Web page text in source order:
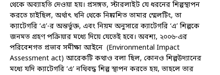
থেকে অব্যাহতি দেওয়া হয়। প্রসঙ্গত, স্টারলাইট যে ধরনের শিল্পস্থাপন
করতে চাইছিল, অর্থাৎ খনি থেকে নিষ্কাশিত তামার স্মেলটিং, তা
ক্যাটেগরি ‘এ’-র অন্তর্ভুক্ত, এবং নিয়ম অনুসারে ক্যাটেগরি ‘এ’ শিল্পকে
জনমত গ্রহণ পক্রিয়ার মধ্যে দিয়ে যেতেই হবে। অবশ্য, ২০০৬-এর
পরিবেশগত প্রভাব সমীক্ষা আইনে (Environmental Impact
Assessment act) আরেকটি কথাও বলা ছিল, কোনও শিল্পউদ্যানের
মধ্যে যদি ক্যাটেগরি ‘এ’ নথিবদ্ধ শিল্প স্থাপন করতে হয়, তাহলে তার